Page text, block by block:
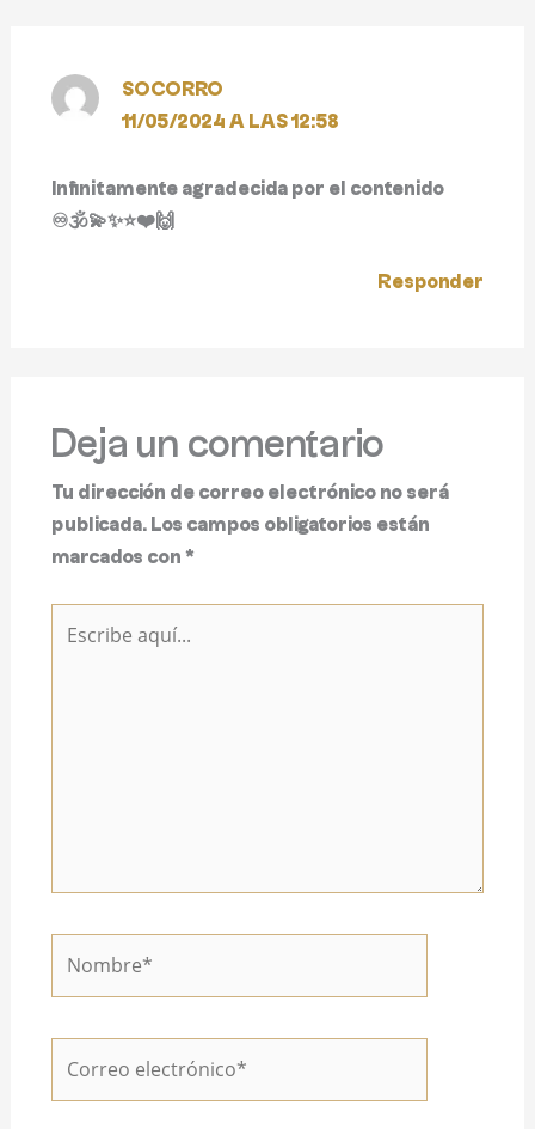
SOCORRO
11/05/2024 A LAS 12:58
Infinitamente agradecida por el contenido
♾️🕉️💫✨⭐❤️🙌
Responder
Deja un comentario
Tu dirección de correo electrónico no será
publicada. Los campos obligatorios están
marcados con *